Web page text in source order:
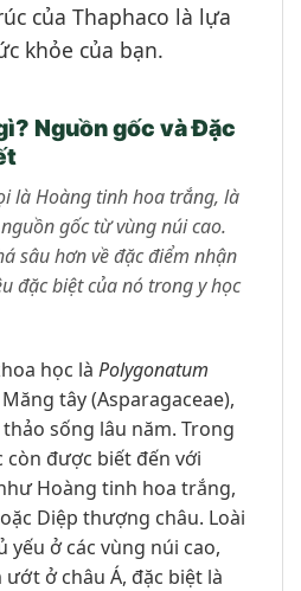
của Thaphaco là lựa
khỏe của bạn.
Nguồn gốc và Đặc
là Hoàng tinh hoa trắng, là
gốc từ vùng núi cao.
sâu hơn về đặc điểm nhận
đặc biệt của nó trong y học
học là Polygonatum
tây (Asparagaceae),
sống lâu năm. Trong
còn được biết đến với
Hoàng tinh hoa trắng,
Diệp thượng châu. Loài
yếu ở các vùng núi cao,
ở châu Á, đặc biệt là